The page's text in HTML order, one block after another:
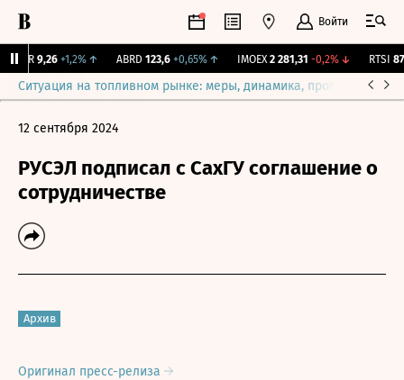
Войти
9,26 +1,2%↑ ABRD 123,6 +0,65%↑ IMOEX 2 281,31 -0,2%↓ RTSI
Ситуация на топливном рынке: меры, динамика, прогнозы
12 сентября 2024
РУСЭЛ подписал с СахГУ соглашение о
сотрудничестве
Архив
Оригинал пресс-релиза